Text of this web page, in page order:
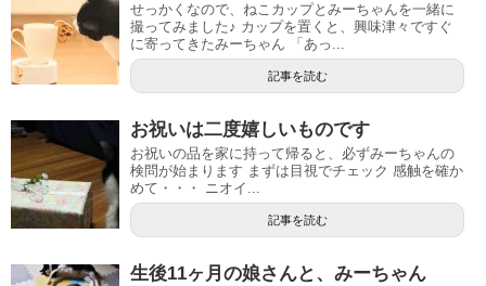
せっかくなので、ねこカップとみーちゃんを一緒に
撮ってみました♪ カップを置くと、興味津々ですぐ
に寄ってきたみーちゃん 「あっ...
記事を読む
お祝いは二度嬉しいものです
お祝いの品を家に持って帰ると、必ずみーちゃんの
検問が始まります まずは目視でチェック 感触を確か
めて・・・ ニオイ...
記事を読む
生後11ヶ月の娘さんと、みーちゃん